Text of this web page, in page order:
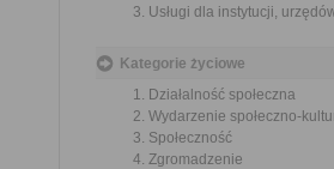
Usługi dla instytucji,
Kategorie życiowe
Działalność społeczna
Wydarzenie społeczno-
Społeczność
Zgromadzenie